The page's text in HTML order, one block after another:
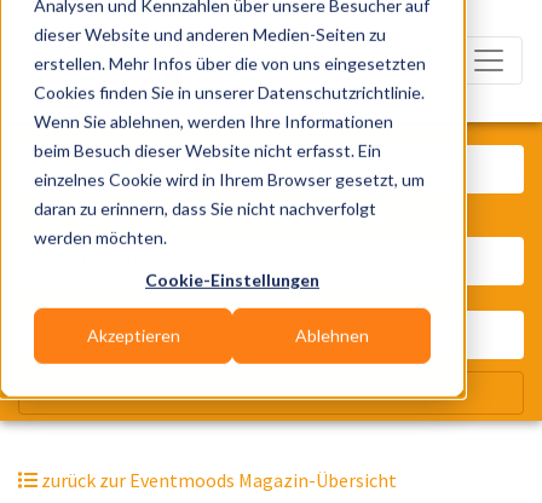
Analysen und Kennzahlen über unsere Besucher auf
dieser Website und anderen Medien-Seiten zu
erstellen. Mehr Infos über die von uns eingesetzten
Cookies finden Sie in unserer Datenschutzrichtlinie.
Wenn Sie ablehnen, werden Ihre Informationen
beim Besuch dieser Website nicht erfasst. Ein
einzelnes Cookie wird in Ihrem Browser gesetzt, um
daran zu erinnern, dass Sie nicht nachverfolgt
werden möchten.
Cookie-Einstellungen
Akzeptieren Ablehnen
zurück zur Eventmoods Magazin-Übersicht
Was? Künstler, Zelte, Bands,
Wir suchen für Dich